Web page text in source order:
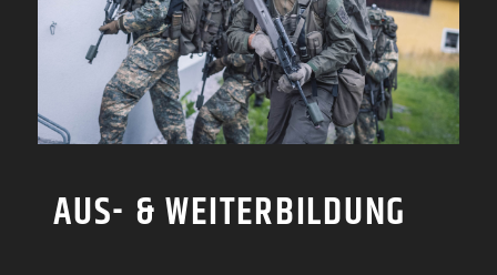
AUS- & WEITERBILDUNG